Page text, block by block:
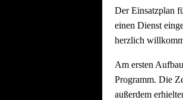
Der Einsatzplan
einen Dienst
herzlich
Am ersten
Programm. Die
außerdem